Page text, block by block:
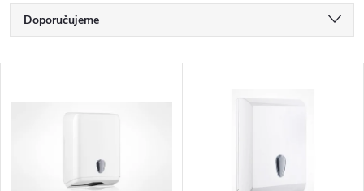
Ř
a
Doporučujeme
Nejprodávanější